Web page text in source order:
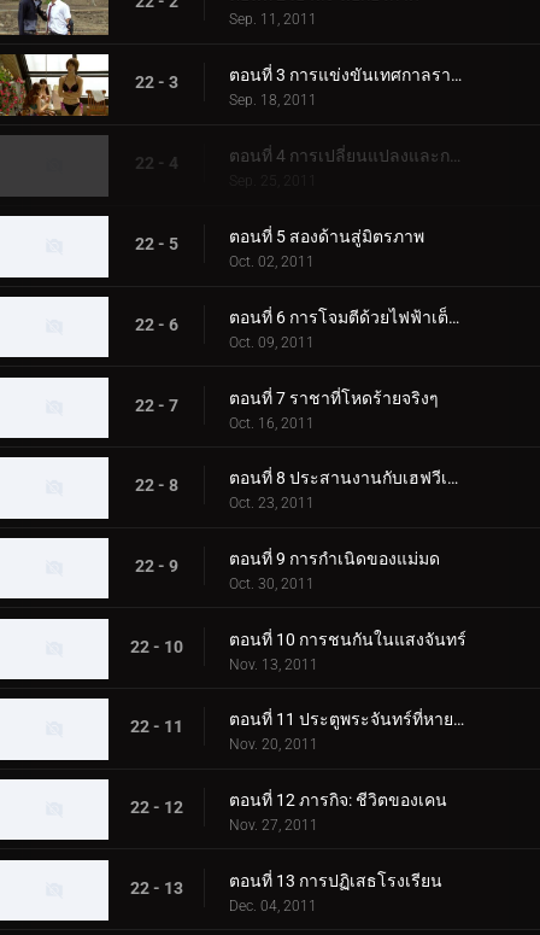
Sep. 11, 2011
22 - 3 ตอนที่ 3 การแข่งขันเทศกาลราชินี
Sep. 18, 2011
22 - 4 ตอนที่ 4 การเปลี่ยนแปลงและการเคลื่อนไหวที่เป็นความลับ
Sep. 25, 2011
22 - 5 ตอนที่ 5 สองด้านสู่มิตรภาพ
Oct. 02, 2011
22 - 6 ตอนที่ 6 การโจมตีด้วยไฟฟ้าเต็มรูปแบบ
Oct. 09, 2011
22 - 7 ตอนที่ 7 ราชาที่โหดร้ายจริงๆ
Oct. 16, 2011
22 - 8 ตอนที่ 8 ประสานงานกับเฮฟวีเมทัล
Oct. 23, 2011
22 - 9 ตอนที่ 9 การกำเนิดของแม่มด
Oct. 30, 2011
22 - 10 ตอนที่ 10 การชนกันในแสงจันทร์
Nov. 13, 2011
22 - 11 ตอนที่ 11 ประตูพระจันทร์ที่หายไป
Nov. 20, 2011
22 - 12 ตอนที่ 12 ภารกิจ: ชีวิตของเคน
Nov. 27, 2011
22 - 13 ตอนที่ 13 การปฏิเสธโรงเรียน
Dec. 04, 2011